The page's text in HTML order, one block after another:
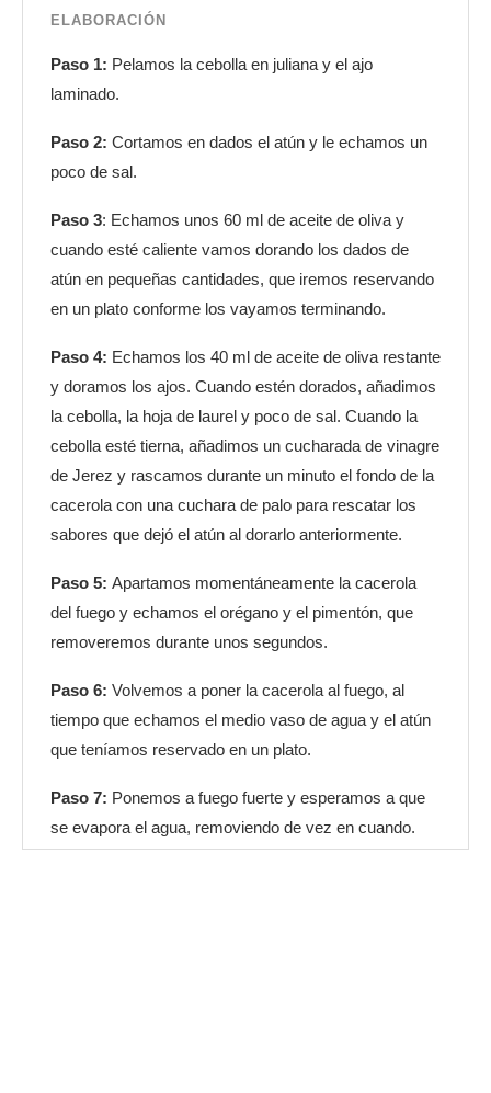
ELABORACIÓN
Paso 1: Pelamos la cebolla en juliana y el ajo
laminado.
Paso 2: Cortamos en dados el atún y le echamos un
poco de sal.
Paso 3: Echamos unos 60 ml de aceite de oliva y
cuando esté caliente vamos dorando los dados de
atún en pequeñas cantidades, que iremos reservando
en un plato conforme los vayamos terminando.
Paso 4: Echamos los 40 ml de aceite de oliva restante
y doramos los ajos. Cuando estén dorados, añadimos
la cebolla, la hoja de laurel y poco de sal. Cuando la
cebolla esté tierna, añadimos un cucharada de vinagre
de Jerez y rascamos durante un minuto el fondo de la
cacerola con una cuchara de palo para rescatar los
sabores que dejó el atún al dorarlo anteriormente.
Paso 5: Apartamos momentáneamente la cacerola
del fuego y echamos el orégano y el pimentón, que
removeremos durante unos segundos.
Paso 6: Volvemos a poner la cacerola al fuego, al
tiempo que echamos el medio vaso de agua y el atún
que teníamos reservado en un plato.
Paso 7: Ponemos a fuego fuerte y esperamos a que
se evapora el agua, removiendo de vez en cuando.